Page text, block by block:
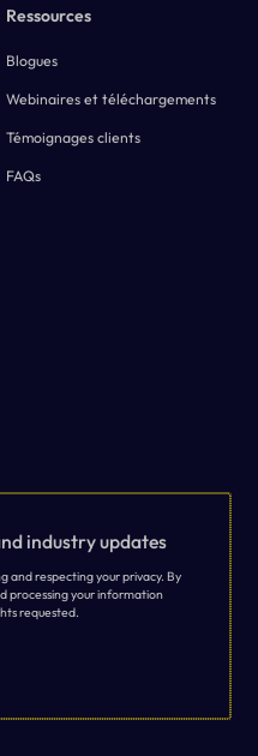
Ressources
Blogues
Webinaires et téléchargements
Témoignages clients
FAQs
industry updates
and respecting your privacy. By
processing your information
requested.